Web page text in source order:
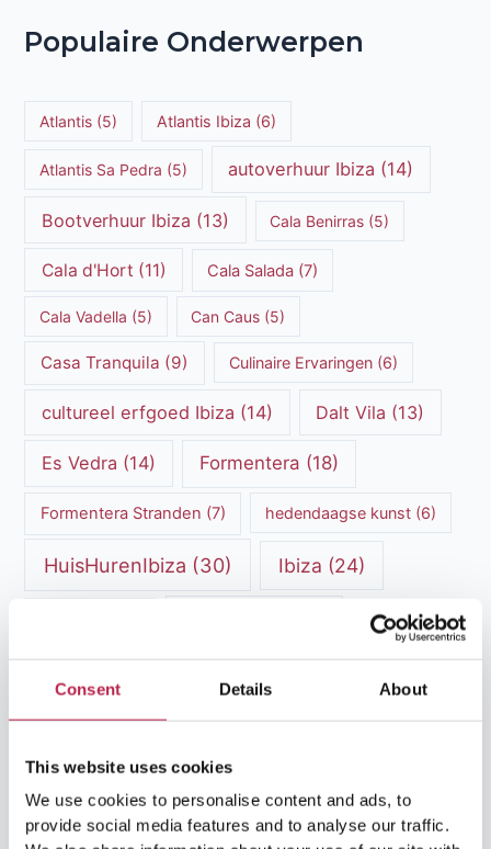
Consent Details About
This website uses cookies
We use cookies to personalise content and ads, to
provide social media features and to analyse our traffic.
Populaire Onderwerpen
Atlantis (5) Atlantis Ibiza (6)
Atlantis Sa Pedra (5) autoverhuur Ibiza (14)
Bootverhuur Ibiza (13) Cala Benirras (5)
Cala d'Hort (11) Cala Salada(7)
Cala Vadella (5) Can Caus (5)
Casa Tranquila (9) Culinaire Ervaringen(6)
cultureel erfgoed Ibiza (14) Dalt Vila (13)
Es Vedra (14) Formentera (18)
Formentera Stranden (7) hedendaagse kunst(6)
HuisHurenIbiza (30) Ibiza (24)
Ibiza Reisgids(5)
Ibiza restaurants(9)
ibiza vakantie(14) ibiza villas(15)